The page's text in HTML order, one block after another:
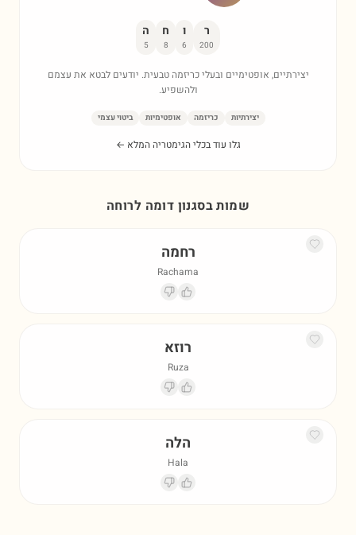
ר
200
ו
6
ח
8
ה
5
יצירתיים, אופטימיים ובעלי כריזמה טבעית. יודעים לבטא את עצמם
ולהשפיע.
יצירתיות כריזמה אופטימיות ביטוי עצמי
גלו עוד בכלי הגימטריה המלא ←
שמות בסגנון דומה לרוחה
רחמה
Rachama
רוזא
Ruza
הלה
Hala